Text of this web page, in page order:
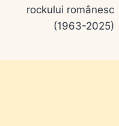
rockului românesc
(1963-2025)